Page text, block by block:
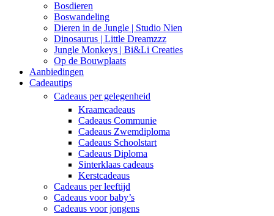
Bosdieren
Boswandeling
Dieren in de Jungle | Studio Nien
Dinosaurus | Little Dreamzzz
Jungle Monkeys | Bi&Li Creaties
Op de Bouwplaats
Aanbiedingen
Cadeautips
Cadeaus per gelegenheid
Kraamcadeaus
Cadeaus Communie
Cadeaus Zwemdiploma
Cadeaus Schoolstart
Cadeaus Diploma
Sinterklaas cadeaus
Kerstcadeaus
Cadeaus per leeftijd
Cadeaus voor baby’s
Cadeaus voor jongens